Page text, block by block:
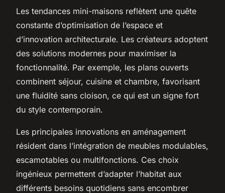
Les tendances mini-maisons reflètent une quête
constante d’optimisation de l’espace et
d’innovation architecturale. Les créateurs adoptent
des solutions modernes pour maximiser la
fonctionnalité. Par exemple, les plans ouverts
combinent séjour, cuisine et chambre, favorisant
une fluidité sans cloison, ce qui est un signe fort
du style contemporain.
Les principales innovations en aménagement
résident dans l’intégration de meubles modulables,
escamotables ou multifonctions. Ces choix
ingénieux permettent d’adapter l’habitat aux
différents besoins quotidiens sans encombrer